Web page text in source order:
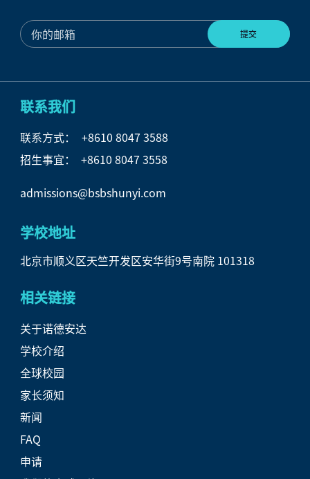
联系我们
联系方式：
+8610 8047 3588
招生事宜： +8610 8047 3558
admissions@bsbshunyi.com
学校地址
北京市顺义区天竺开发区安华街9号南院 101318
相关链接
关于诺德安达
学校介绍
全球校园
家长须知
新闻
FAQ
申请